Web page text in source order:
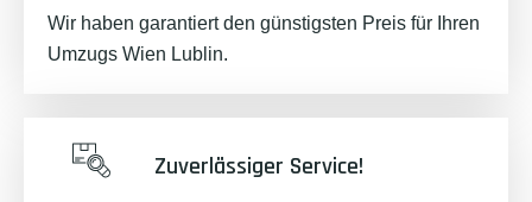
Wir haben garantiert den günstigsten Preis für Ihren
Umzugs Wien Lublin.
Zuverlässiger Service!